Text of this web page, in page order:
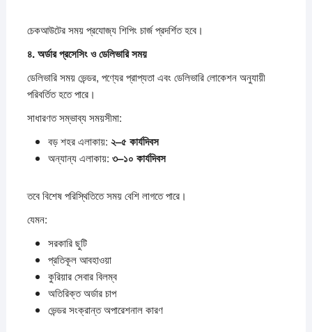
চেকআউটের সময় প্রযোজ্য শিপিং চার্জ প্রদর্শিত হবে।
৪.অর্ডারপ্রসেসিংওডেলিভারিসময়
ডেলিভারি সময় ভেন্ডর, পণ্যের প্রাপ্যতা এবং ডেলিভারি লোকেশন অনুযায়ী
পরিবর্তিত হতে পারে।
সাধারণত সম্ভাব্য সময়সীমা:
বড় শহর এলাকায়: ২–৫কার্যদিবস
অন্যান্য এলাকায়: ৩–১০ কার্যদিবস
তবে বিশেষ পরিস্থিতিতে সময় বেশি লাগতে পারে।
যেমন:
সরকারি ছুটি
প্রতিকূল আবহাওয়া
কুরিয়ার সেবার বিলম্ব
অতিরিক্ত অর্ডার চাপ
ভেন্ডর সংক্রান্ত অপারেশনাল কারণ